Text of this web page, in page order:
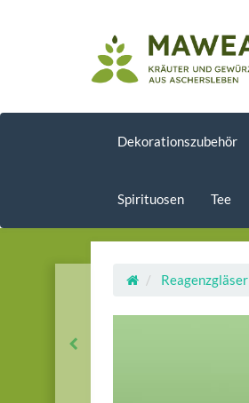
Dekorationszubehör
Spirituosen Tee
Reagenzgläser